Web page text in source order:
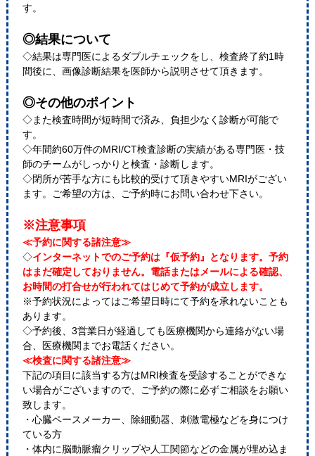
す。
◎結果について
◇結果は専門医によるダブルチェックをし、検査終了約1時
間後に、画像診断結果を医師から説明させて頂きます。
◎その他のポイント
◇また検査時間が短時間で済み、負担少なく診断が可能で
す。
◇年間約60万件のMRI/CT検査診断の実績がある専門医・技
師のチームがしっかりと検査・診断します。
◇閉所が苦手な方にも比較的受けて頂きやすいMRIがござい
ます。ご希望の方は、ご予約時にお問い合わせ下さい。
※注意事項
≪予約に関する諸注意≫
◇インターネットでのご予約は『仮予約』となります。予約
はまだ確定しておりません。電話またはメールによる確認、
お時間の打合せが行われてはじめて予約が成立します。
※予約状況によってはご希望日時にて予約を承れないことも
あります。
◇予約後、3営業日が経過しても医療機関から連絡がない場
合、医療機関までお電話ください。
≪検査に関する諸注意≫
下記の項目に該当する方はMRI検査を受診することができな
い場合がございますので、ご予約の際に必ずご相談をお願い
致します。
・心臓ペースメーカー、除細動器、刺激電極などを身につけ
ている方
・体内に脳動脈瘤クリップや人工関節などの金属が埋め込ま